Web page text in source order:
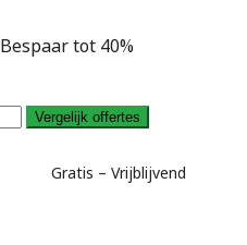
Bespaar tot 40%
Vergelijk offertes
Gratis – Vrijblijvend